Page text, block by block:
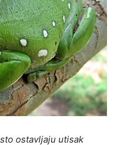
ostavljaju utisak